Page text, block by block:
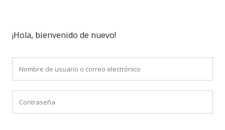
¡Hola, bienvenido de nuevo!